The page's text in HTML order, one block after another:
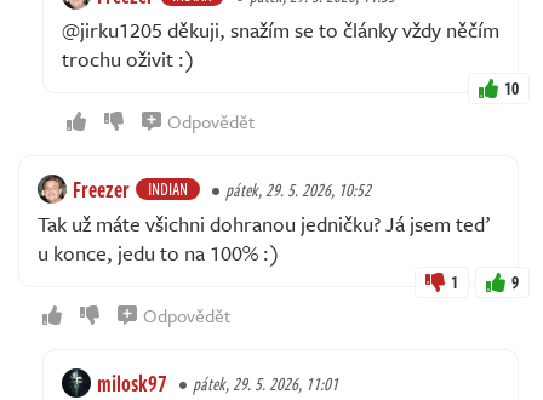
@jirku1205 děkuji, snažím se to články vždy něčím
trochu oživit :)
10
Odpovědět
Freezer INDIAN pátek, 29. 5. 2026, 10:52
Tak už máte všichni dohranou jedničku? Já jsem teď
u konce, jedu to na 100% :)
1 9
Odpovědět
milosk97 pátek, 29. 5. 2026, 11:01